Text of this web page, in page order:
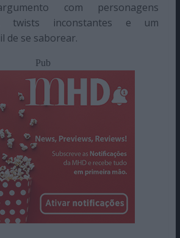
com personagens
twists inconstantes e um
de se saborear.
Pub